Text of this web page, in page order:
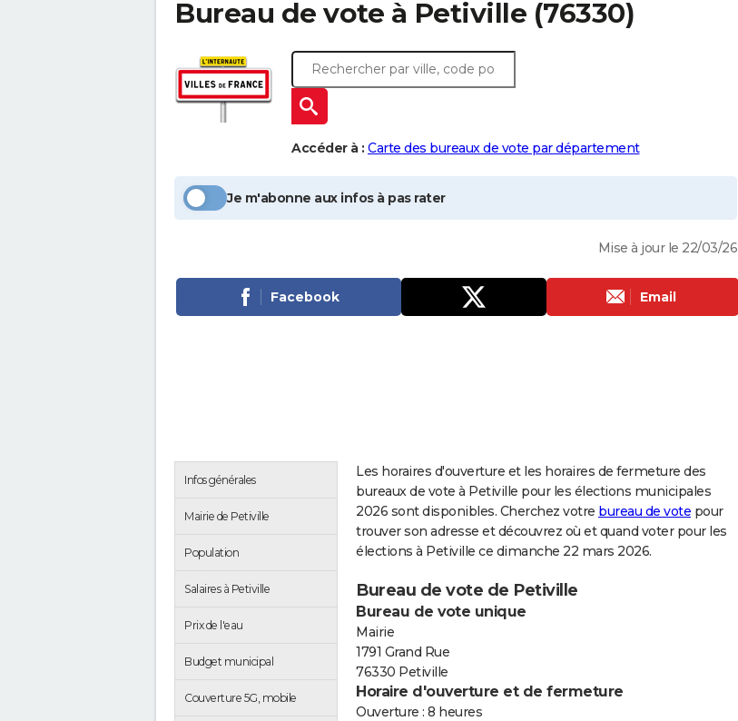
Bureau de vote à Petiville (76330)
Accéder à : Carte des bureaux de vote par département
Je m'abonne aux infos à pas rater
Mise à jour le 22/03/26
Facebook Email
Infos générales
Mairie de Petiville
Population
Salaires à Petiville
Prix de l'eau
Budget municipal
Couverture 5G, mobile
Les horaires d'ouverture et les horaires de fermeture des
bureaux de vote à Petiville pour les élections municipales
2026 sont disponibles. Cherchez votre bureau de vote pour
trouver son adresse et découvrez où et quand voter pour les
élections à Petiville ce dimanche 22 mars 2026.
Bureau de vote de Petiville
Bureau de vote unique
Mairie
1791 Grand Rue
76330 Petiville
Horaire d'ouverture et de fermeture
Ouverture : 8 heures